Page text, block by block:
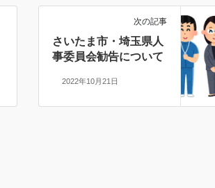
次の記事
さいたま市・埼玉県人
事委員会勧告について
2022年10月21日